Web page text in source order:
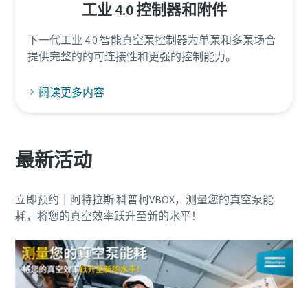
工业 4.0 控制器和附件
下一代工业 4.0 智能真空泵控制器为单泵和多泵场合
提供完整的的可连接性和更强的控制能力。
阅读更多内容
最新活动
立即预约｜阿特拉斯·科普柯VBOX，测量您的真空泵能
耗，将您的真空效率跃升至新的水平！